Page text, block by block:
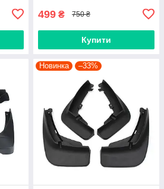
499 ₴ 750 ₴
Купити
Новинка –33%